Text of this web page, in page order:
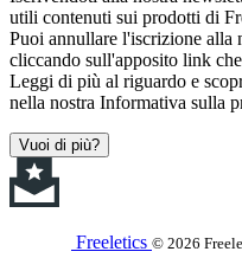
utili contenuti sui prodotti di
Puoi annullare l'iscrizione alla
cliccando sull'apposito link
Leggi di più al riguardo e
nella nostra Informativa sulla
Vuoi di più?
Freeletics © 2026